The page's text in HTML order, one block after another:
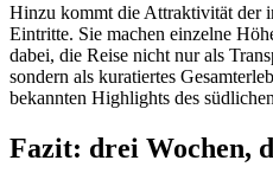
Hinzu kommt die Attraktivität der
Eintritte. Sie machen einzelne
dabei, die Reise nicht nur als
sondern als kuratiertes
bekannten Highlights des
Fazit: drei Wochen,